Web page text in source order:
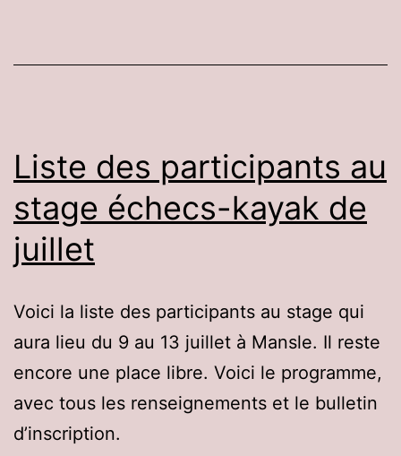
Liste des participants au
stage échecs-kayak de
juillet
Voici la liste des participants au stage qui
aura lieu du 9 au 13 juillet à Mansle. Il reste
encore une place libre. Voici le programme,
avec tous les renseignements et le bulletin
d’inscription.